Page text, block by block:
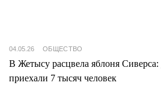
04.05.26 ОБЩЕСТВО
В Жетысу расцвела яблоня Сиверса:
приехали 7 тысяч человек